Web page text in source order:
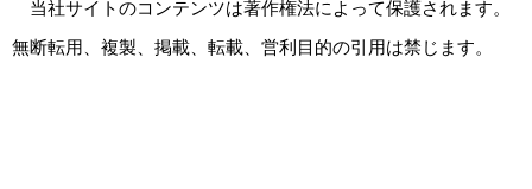
当社サイトのコンテンツは著作権法によって保護されます。
無断転用、複製、掲載、転載、営利目的の引用は禁じます。